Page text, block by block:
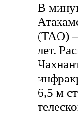
В
(TAO)
лет.
6,5 м